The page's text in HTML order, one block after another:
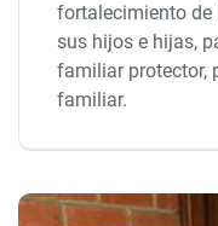
fortalecimiento de
sus hijos e hijas,
familiar protector,
familiar.